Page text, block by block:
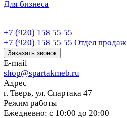
Для бизнеса
+7 (920) 158 55 55
+7 (920) 158 55 55 Отдел продаж
Заказать звонок
E-mail
shop@spartakmeb.ru
Адрес
г. Тверь, ул. Спартака 47
Режим работы
Ежедневно: с 10:00 до 20:00